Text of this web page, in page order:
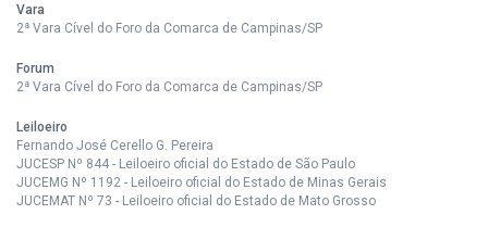
Vara
2ª Vara Cível do Foro da Comarca de Campinas/SP
Forum
2ª Vara Cível do Foro da Comarca de Campinas/SP
Leiloeiro
Fernando José Cerello G. Pereira
JUCESP Nº 844 - Leiloeiro oficial do Estado de São Paulo
JUCEMG Nº 1192 - Leiloeiro oficial do Estado de Minas Gerais
JUCEMAT Nº 73 - Leiloeiro oficial do Estado de Mato Grosso